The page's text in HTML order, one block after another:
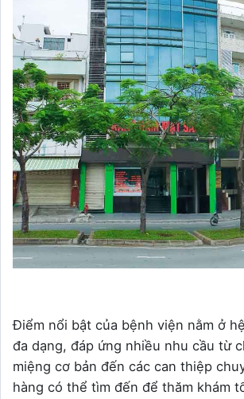
Điểm nổi bật của bệnh viện nằm ở
đa dạng, đáp ứng nhiều nhu cầu từ
miệng cơ bản đến các can thiệp
hàng có thể tìm đến để thăm khám